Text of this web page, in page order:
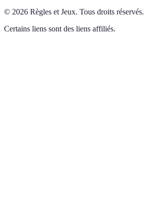
© 2026 Règles et Jeux. Tous droits réservés.
Certains liens sont des liens affiliés.